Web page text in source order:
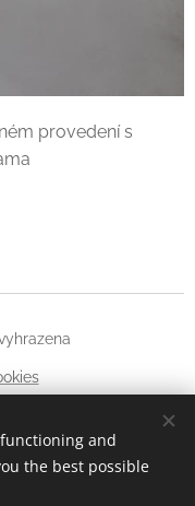
provedení s
and
the best possible